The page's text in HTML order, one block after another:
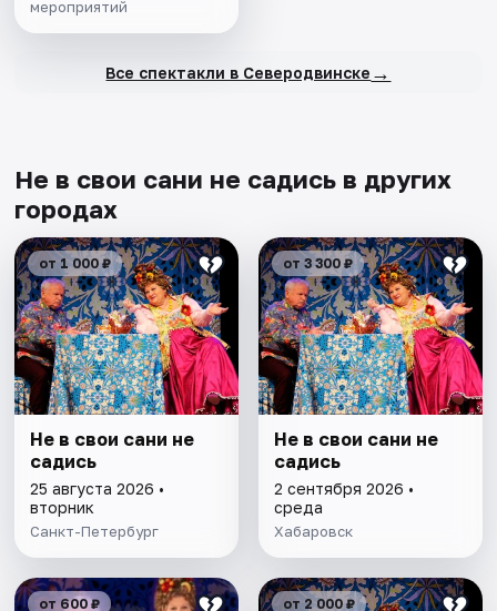
мероприятий
Все спектакли в Северодвинске →
Не в свои сани не садись в других
городах
от 1 000 ₽
Не в свои сани не
садись
25 августа 2026 •
вторник
Санкт-Петербург
от 3 300 ₽
Не в свои сани не
садись
2 сентября 2026 •
среда
Хабаровск
от 600 ₽ от 2 000 ₽